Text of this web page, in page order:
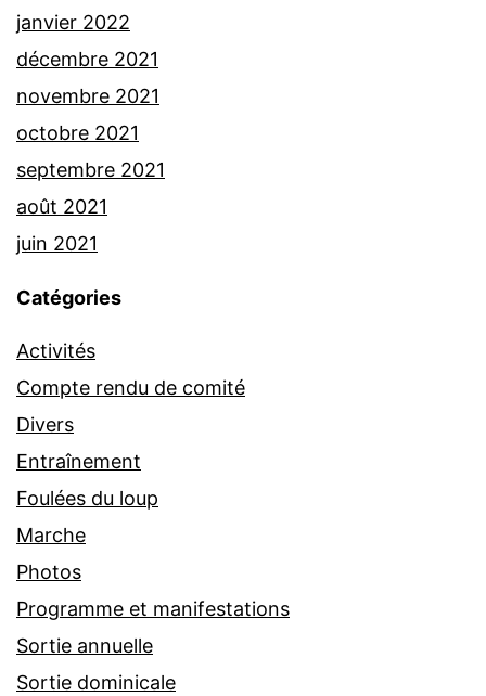
janvier 2022
décembre 2021
novembre 2021
octobre 2021
septembre 2021
août 2021
juin 2021
Catégories
Activités
Compte rendu de comité
Divers
Entraînement
Foulées du loup
Marche
Photos
Programme et manifestations
Sortie annuelle
Sortie dominicale